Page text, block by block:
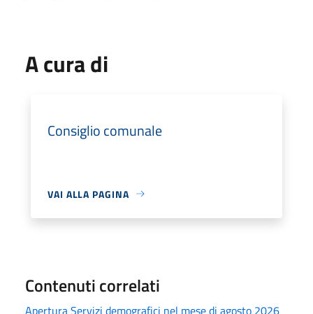
A cura di
Consiglio comunale
VAI ALLA PAGINA
Contenuti correlati
Apertura Servizi demografici nel mese di agosto 2026